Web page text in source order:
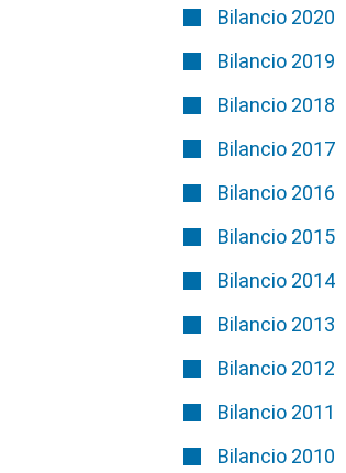
Bilancio 2020
Bilancio 2019
Bilancio 2018
Bilancio 2017
Bilancio 2016
Bilancio 2015
Bilancio 2014
Bilancio 2013
Bilancio 2012
Bilancio 2011
Bilancio 2010